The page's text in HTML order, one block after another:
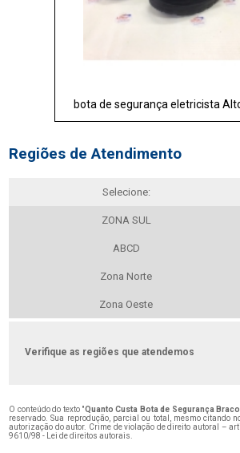
bota de segurança eletricista
Regiões de Atendimento
Selecione:
ZONA SUL
ABCD
Zona Norte
Zona Oeste
Verifique as regiões que atendemos
O conteúdo do texto "Quanto Custa Bota de Segurança
reservado. Sua reprodução, parcial ou total, mesmo citando
autorização do autor. Crime de violação de direito autoral –
9610/98 - Lei de direitos autorais